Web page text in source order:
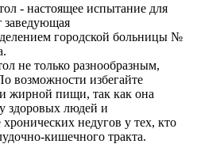
- настоящее испытание для
заведующая
городской больницы №
не только разнообразным,
возможности избегайте
жирной пищи, так как она
здоровых людей и
недугов у тех, кто
кишечного тракта.